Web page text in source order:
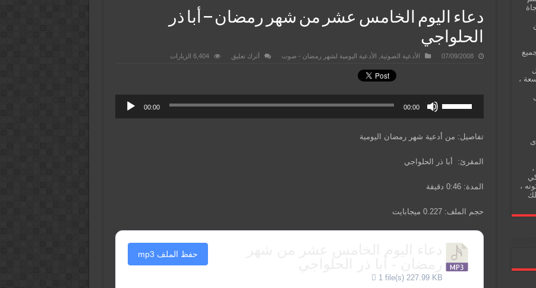
دعاء اليوم الخامس عشر من شهر رمضان – أبا ذر
الحلواجي
07/09/2008 الأدعية الصوتية الأدعية اليومية لشهر رمضان - صوت أترك تعليق 6,404 الزيارات
00:00 00:00
تفاصيل: من أدعية شهر رمضان اليومية
المقرئ: أبا ذر الحلواجي
المدة: 0:46 دقيقة
حجم الملف: 0.227 ميجابايت
1 file(s) 227.99 KB
حفظ الملف mp3
،
،